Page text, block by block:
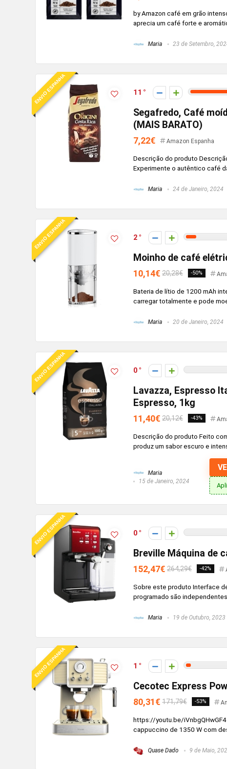
by Amazon café em grão
aprecia um café forte e
Maria 23 de Setembro,
ENVIO ESPANHA 11
Segafredo, Café
(MAIS BARATO)
7,22€ Amazon Espanha
Descrição do produto
Experimente o autêntico café
Maria 24 de Janeiro, 2024
ENVIO ESPANHA 2
Moinho de café
10,14€ 20,28€ -50%
Bateria de lítio de 1200 mAh
carregar totalmente e pode
Maria 20 de Janeiro, 2024
ENVIO ESPANHA 0
Lavazza, Espresso
Espresso, 1kg
11,40€ 20,12€ -43%
Descrição do produto Feito
produz um sabor escuro e
Maria
15 de Janeiro, 2024
ENVIO ESPANHA 0
Breville Máquina de
152,47€ 264,29€ -42%
Sobre este produto Interface
programado são
Maria 19 de Outubro, 2023
ENVIO ESPANHA 1
Cecotec Express
80,31€ 171,79€ -53%
https://youtu.be/
cappuccino de 1350 W com
Quase Dado 9 de Maio,